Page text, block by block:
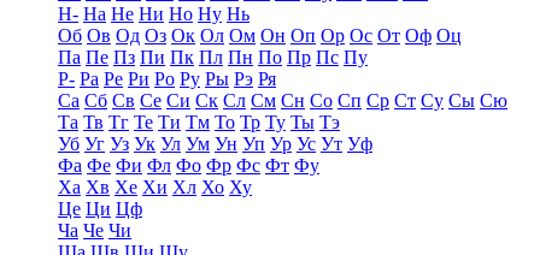
Н- На Не Ни Но Ну Нь
Об Ов Од Оз Ок Ол Ом Он Оп Ор Ос От Оф Оц
Па Пе Пз Пи Пк Пл Пн По Пр Пс Пу
Р- Ра Ре Ри Ро Ру Ры Рэ Ря
Са Сб Св Се Си Ск Сл См Сн Со Сп Ср Ст Су Сы Сю
Та Тв Тг Те Ти Тм То Тр Ту Ты Тэ
Уб Уг Уз Ук Ул Ум Ун Уп Ур Ус Ут Уф
Фа Фе Фи Фл Фо Фр Фс Фт Фу
Ха Хв Хе Хи Хл Хо Ху
Це Ци Цф
Ча Че Чи